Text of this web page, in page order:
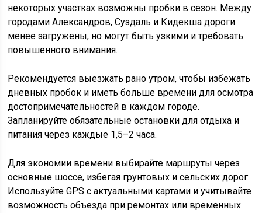
некоторых участках возможны пробки в сезон. Между
городами Александров, Суздаль и Кидекша дороги
менее загружены, но могут быть узкими и требовать
повышенного внимания.
Рекомендуется выезжать рано утром, чтобы избежать
дневных пробок и иметь больше времени для осмотра
достопримечательностей в каждом городе.
Запланируйте обязательные остановки для отдыха и
питания через каждые 1,5–2 часа.
Для экономии времени выбирайте маршруты через
основные шоссе, избегая грунтовых и сельских дорог.
Используйте GPS с актуальными картами и учитывайте
возможность объезда при ремонтах или временных